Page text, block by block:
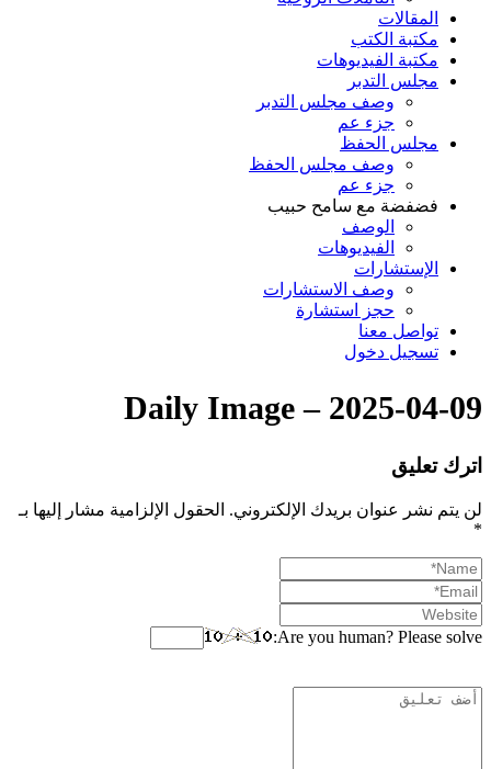
المقالات
مكتبة الكتب
مكتبة الفيديوهات
مجلس التدبر
وصف مجلس التدبر
جزء عم
مجلس الحفظ
وصف مجلس الحفظ
جزء عم
فضفضة مع سامح حبيب
الوصف
الفيديوهات
الإستشارات
وصف الاستشارات
حجز استشارة
تواصل معنا
تسجيل دخول
Daily Image – 2025-04-09
اترك تعليق
لن يتم نشر عنوان بريدك الإلكتروني. الحقول الإلزامية مشار إليها بـ
*
Are you human? Please solve: